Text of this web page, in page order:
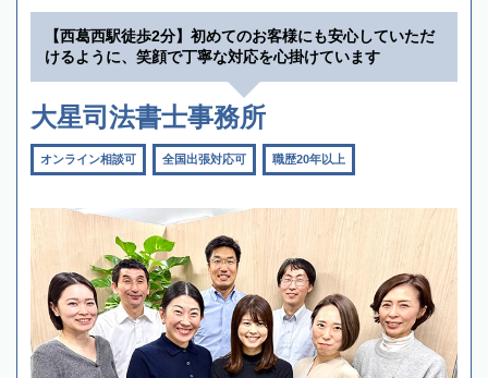
【西葛西駅徒歩2分】初めてのお客様にも安心していただ
けるように、笑顔で丁寧な対応を心掛けています
大星司法書士事務所
オンライン相談可 全国出張対応可 職歴20年以上